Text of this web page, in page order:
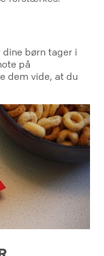
børn tager i
på
dem vide, at du